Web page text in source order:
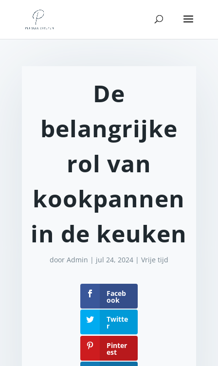
De
belangrijke
rol van
kookpannen
in de keuken
door Admin | jul 24, 2024| Vrije tijd
Faceb
ook
Twitte
r
Pinter
est